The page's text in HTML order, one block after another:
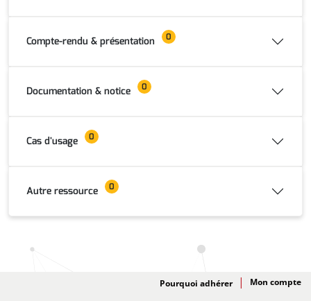
Compte-rendu & présentation 0
Documentation & notice 0
Cas d'usage 0
Autre ressource 0
Adhésion
Pourquoi adhérer